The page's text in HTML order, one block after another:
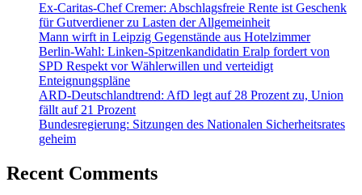
Ex-Caritas-Chef Cremer: Abschlagsfreie Rente ist Geschenk
für Gutverdiener zu Lasten der Allgemeinheit
Mann wirft in Leipzig Gegenstände aus Hotelzimmer
Berlin-Wahl: Linken-Spitzenkandidatin Eralp fordert von
SPD Respekt vor Wählerwillen und verteidigt
Enteignungspläne
ARD-Deutschlandtrend: AfD legt auf 28 Prozent zu, Union
fällt auf 21 Prozent
Bundesregierung: Sitzungen des Nationalen Sicherheitsrates
geheim
Recent Comments